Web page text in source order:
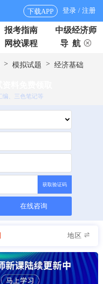
下载APP 登录 / 注册
报考指南
中级经济师
网校课程 导 航
> 模拟试题 > 经济基础
编、三色笔记等
获取验证码
在线咨询
地区